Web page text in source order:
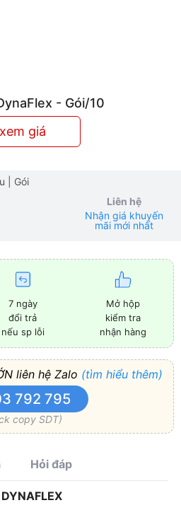
- Gói/10
giá
| Gói
Liên hệ
Nhận giá khuyến
mãi mới nhất
7 ngày
đổi trả
nếu sp lỗi
Mở hộp
kiểm tra
nhận hàng
liên hệ Zalo (tìm hiểu thêm)
792 795
copy SDT)
Hỏi đáp